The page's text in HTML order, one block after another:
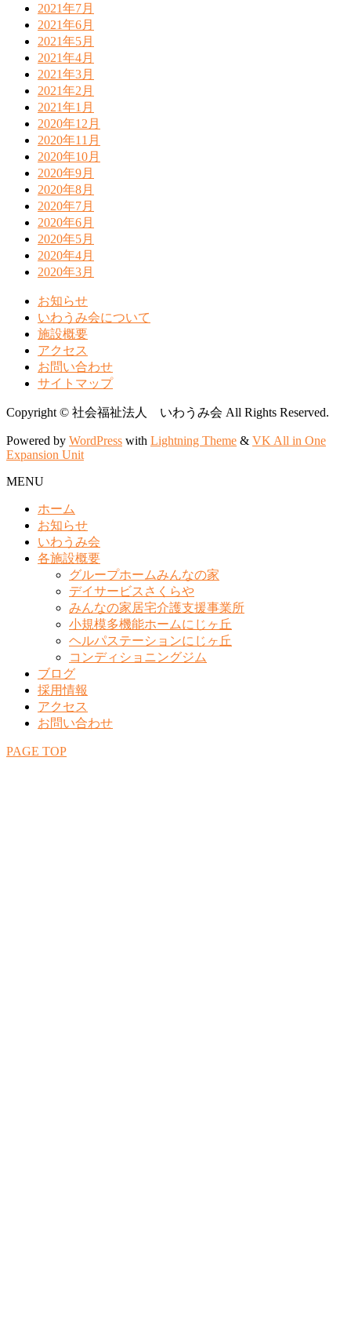
2021年7月
2021年6月
2021年5月
2021年4月
2021年3月
2021年2月
2021年1月
2020年12月
2020年11月
2020年10月
2020年9月
2020年8月
2020年7月
2020年6月
2020年5月
2020年4月
2020年3月
お知らせ
いわうみ会について
施設概要
アクセス
お問い合わせ
サイトマップ
Copyright © 社会福祉法人 いわうみ会 All Rights Reserved.
Powered by WordPress with Lightning Theme & VK All in One
Expansion Unit
MENU
ホーム
お知らせ
いわうみ会
各施設概要
グループホームみんなの家
デイサービスさくらや
みんなの家居宅介護支援事業所
小規模多機能ホームにじヶ丘
ヘルパステーションにじヶ丘
コンディショニングジム
ブログ
採用情報
アクセス
お問い合わせ
PAGE TOP